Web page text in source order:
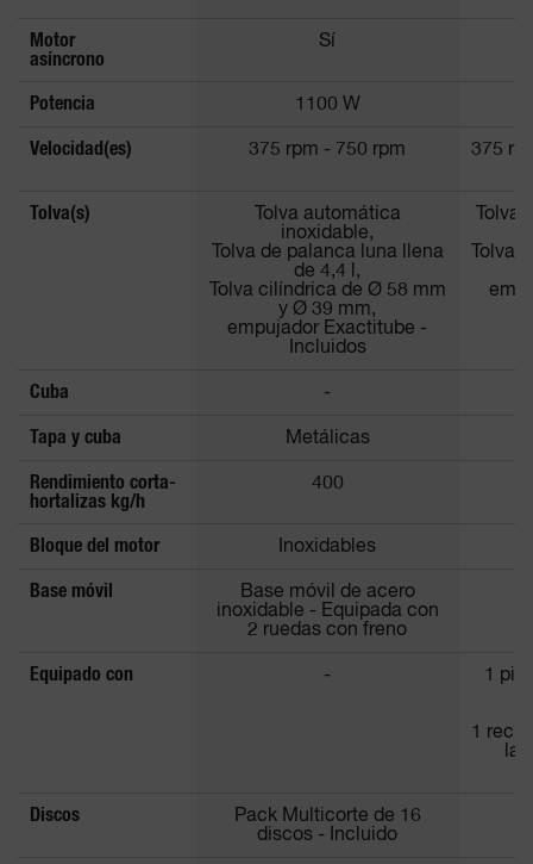
Motor
asíncrono
Sí
Potencia 1100 W
Velocidad(es) 375 rpm - 750 rpm 375
Tolva(s)
Tolva automática
inoxidable,
Tolva de palanca luna llena
de 4,4 l,
Tolva cilíndrica de Ø 58 mm
y Ø 39 mm,
empujador Exactitube -
Incluidos
Tolva
Tolva
Cuba -
Tapa y cuba Metálicas
Rendimiento corta-
hortalizas kg/h
400
Bloque del motor Inoxidables
Base móvil
Base móvil de acero
inoxidable - Equipada con
2 ruedas con freno
Equipado con - 1 pie
1
Discos
Pack Multicorte de 16
discos - Incluido